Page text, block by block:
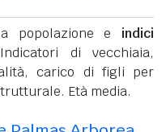
popolazione e indici
di vecchiaia,
carico di figli per
Età media.